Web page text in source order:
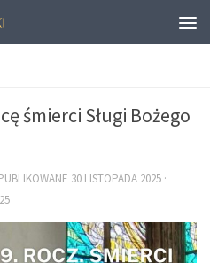
śmierci Sługi Bożego
30 LISTOPADA 2025 ·